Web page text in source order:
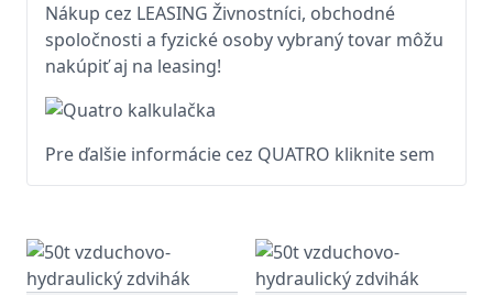
Nákup cez LEASING Živnostníci, obchodné
spoločnosti a fyzické osoby vybraný tovar môžu
nakúpiť aj na leasing!
Pre ďalšie informácie cez QUATRO kliknite sem